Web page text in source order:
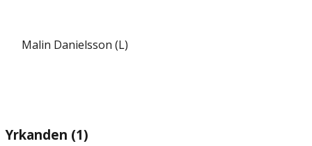
Malin Danielsson (L)
Yrkanden (1)